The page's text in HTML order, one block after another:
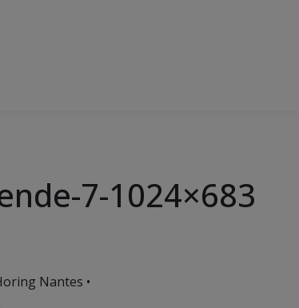
7-1024×683
Nantes •